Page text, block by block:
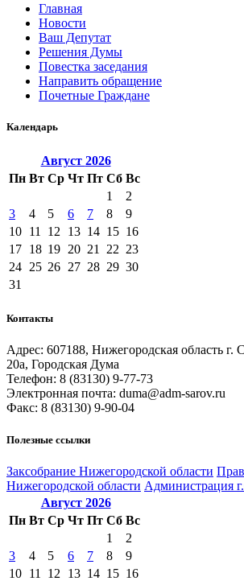
Главная
Новости
Ваш Депутат
Решения Думы
Повестка заседания
Направить обращение
Почетные Граждане
Календарь
Август 2026
Пн Вт Ср Чт Пт Сб Вс
1
2
3
4 5 6 7 8
9
10 11 12 13 14 15 16
17 18 19 20 21 22 23
24 25 26 27 28 29 30
31
Контакты
Адрес: 607188, Нижегородская область г.
20а, Городская Дума
Телефон: 8 (83130) 9-77-73
Электронная почта: duma@adm-sarov.ru
Факс: 8 (83130) 9-90-04
Полезные ссылки
Закcобрание Нижегородской области
Нижегородской области Администрация
Август 2026
Пн Вт Ср Чт Пт Сб Вс
1
2
3
4 5 6 7 8
9
10 11 12 13 14 15 16